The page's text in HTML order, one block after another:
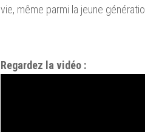
vie, même parmi la jeune
Regardez la vidéo :